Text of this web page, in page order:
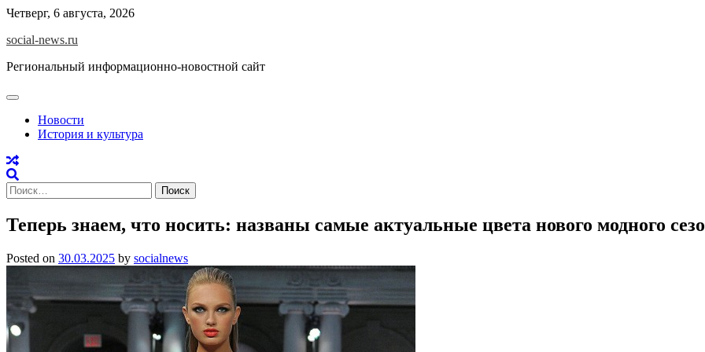
Skip
content
Четверг, 6 августа, 2026
social-news.ru
Региональный информационно-новостной сайт
Новости
История и культура
Найти:
Теперь знаем, что носить: названы самые актуальные цвета нового модного
Posted on 30.03.2025 by socialnews